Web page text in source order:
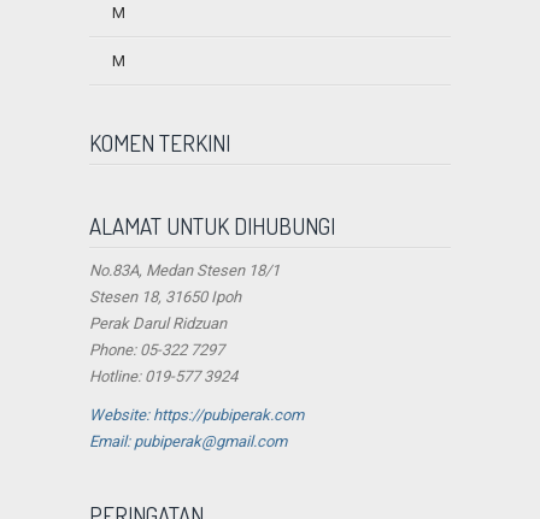
M
M
KOMEN TERKINI
ALAMAT UNTUK DIHUBUNGI
No.83A, Medan Stesen 18/1
Stesen 18, 31650 Ipoh
Perak Darul Ridzuan
Phone: 05-322 7297
Hotline: 019-577 3924
Website: https://pubiperak.com
Email: pubiperak@gmail.com